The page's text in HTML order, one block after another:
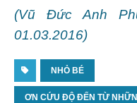
(Vũ Đức Anh
01.03.2016)
NHỎ BÉ
ƠN CỨU ĐỘ ĐẾN TỪ